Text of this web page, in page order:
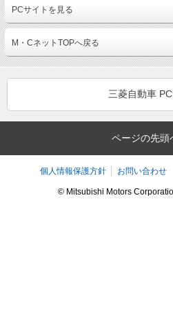
PCサイトを見る
M・CネットTOPへ戻る
三菱自動車
ページの先頭
個人情報保護方針 お問い合わせ
© Mitsubishi Motors